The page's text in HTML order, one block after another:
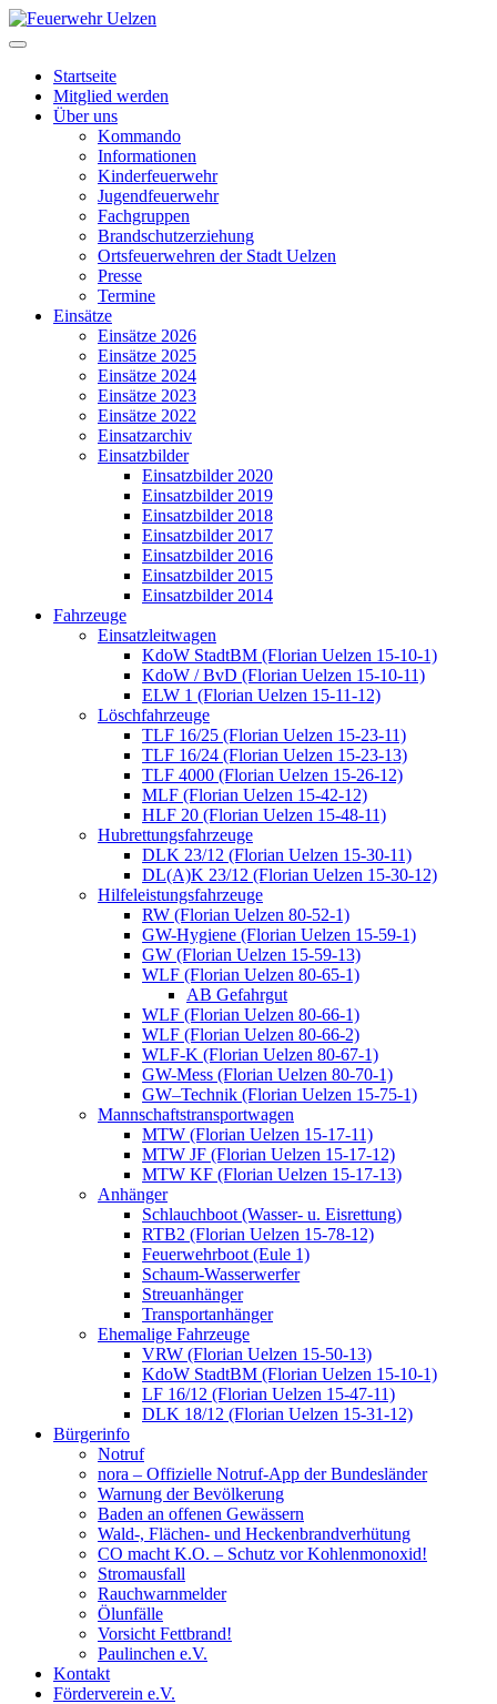
Startseite
Mitglied werden
Über uns
Kommando
Informationen
Kinderfeuerwehr
Jugendfeuerwehr
Fachgruppen
Brandschutzerziehung
Ortsfeuerwehren der Stadt Uelzen
Presse
Termine
Einsätze
Einsätze 2026
Einsätze 2025
Einsätze 2024
Einsätze 2023
Einsätze 2022
Einsatzarchiv
Einsatzbilder
Einsatzbilder 2020
Einsatzbilder 2019
Einsatzbilder 2018
Einsatzbilder 2017
Einsatzbilder 2016
Einsatzbilder 2015
Einsatzbilder 2014
Fahrzeuge
Einsatzleitwagen
KdoW StadtBM (Florian Uelzen 15-10-1)
KdoW / BvD (Florian Uelzen 15-10-11)
ELW 1 (Florian Uelzen 15-11-12)
Löschfahrzeuge
TLF 16/25 (Florian Uelzen 15-23-11)
TLF 16/24 (Florian Uelzen 15-23-13)
TLF 4000 (Florian Uelzen 15-26-12)
MLF (Florian Uelzen 15-42-12)
HLF 20 (Florian Uelzen 15-48-11)
Hubrettungsfahrzeuge
DLK 23/12 (Florian Uelzen 15-30-11)
DL(A)K 23/12 (Florian Uelzen 15-30-12)
Hilfeleistungsfahrzeuge
RW (Florian Uelzen 80-52-1)
GW-Hygiene (Florian Uelzen 15-59-1)
GW (Florian Uelzen 15-59-13)
WLF (Florian Uelzen 80-65-1)
AB Gefahrgut
WLF (Florian Uelzen 80-66-1)
WLF (Florian Uelzen 80-66-2)
WLF-K (Florian Uelzen 80-67-1)
GW-Mess (Florian Uelzen 80-70-1)
GW–Technik (Florian Uelzen 15-75-1)
Mannschaftstransportwagen
MTW (Florian Uelzen 15-17-11)
MTW JF (Florian Uelzen 15-17-12)
MTW KF (Florian Uelzen 15-17-13)
Anhänger
Schlauchboot (Wasser- u. Eisrettung)
RTB2 (Florian Uelzen 15-78-12)
Feuerwehrboot (Eule 1)
Schaum-Wasserwerfer
Streuanhänger
Transportanhänger
Ehemalige Fahrzeuge
VRW (Florian Uelzen 15-50-13)
KdoW StadtBM (Florian Uelzen 15-10-1)
LF 16/12 (Florian Uelzen 15-47-11)
DLK 18/12 (Florian Uelzen 15-31-12)
Bürgerinfo
Notruf
nora – Offizielle Notruf-App der Bundesländer
Warnung der Bevölkerung
Baden an offenen Gewässern
Wald-, Flächen- und Heckenbrandverhütung
CO macht K.O. – Schutz vor Kohlenmonoxid!
Stromausfall
Rauchwarnmelder
Ölunfälle
Vorsicht Fettbrand!
Paulinchen e.V.
Kontakt
Förderverein e.V.